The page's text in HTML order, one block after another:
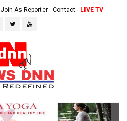
Join As Reporter Contact LIVE TV